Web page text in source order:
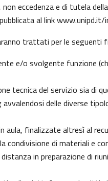
eccedenza e di tutela
al link
trattati per le seguenti
e/o svolgente funzione
tecnica del servizio sia di
delle diverse
finalizzate altresì al
condivisione di materiali e
in preparazione di